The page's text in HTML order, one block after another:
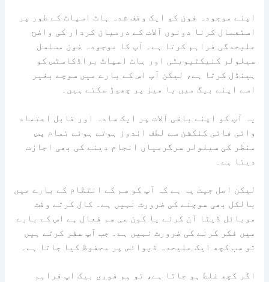
اپنے موجودہ فون کو ایک وقف شدہ ہاٹ اسپاٹ کے طور پر
استعمال کرنا دونوں آلات کے درمیان کردار کی واضح
علیحدگی فراہم کرتا ہے۔ آپ کا موجودہ فون مسلسل
سیلولر کنیکٹیویٹی اور ہاٹ اسپاٹ براڈکاسٹس کو
ہینڈل کرتا ہے، لیکن آپ اس کے بارے میں سوچے بغیر
اسے اپنے بیگ میں یا میز پر چھوڑ سکتے ہیں۔
یہ آپ کو اپنے باقی آلات پر ایک سادہ اور قابل اعتماد
وائی فائی کنکشن سے لطف اندوز ہوتے ہوئے تمام پس
منظر کی سیلولر سرگرمیاں انجام دینے کی بھی اجازت
دیتا ہے۔
لیکن اصل جیت یہ ہے کہ آپ کو سم کے انتظام کے بارے میں
بالکل بھی سوچنے کی ضرورت نہیں ہے۔ کال کرتے وقت
موبائل ڈیٹا آن کرنے یا کون سی سم فعال ہے اس کے بارے
میں فکر کرنے کی ضرورت نہیں ہے۔ جب آپ سفر کرتے ہیں
تو سب کچھ ایک علیحدہ ڈیوائس پر محفوظ کیا جاتا ہے۔
اگر کچھ غلط ہو جاتا ہے، تو ہم فوری بیک اپ فراہم